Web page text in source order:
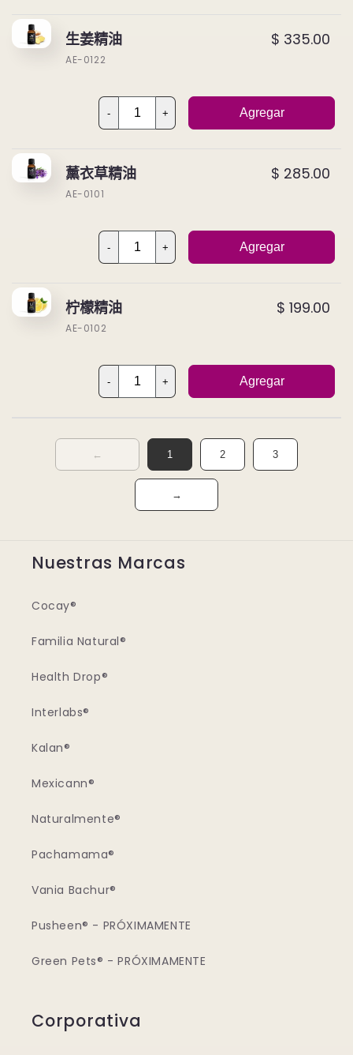
生姜精油 $ 335.00
AE-0122
- + Agregar
薰衣草精油 $ 285.00
AE-0101
- + Agregar
柠檬精油 $ 199.00
AE-0102
- + Agregar
← 1 2 3
→
Nuestras Marcas
Cocay®
Familia Natural®
Health Drop®
Interlabs®
Kalan®
Mexicann®
Naturalmente®
Pachamama®
Vania Bachur®
Pusheen® - PRÓXIMAMENTE
Green Pets® - PRÓXIMAMENTE
Corporativa